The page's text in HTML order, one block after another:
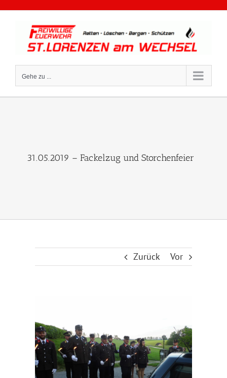
Inhalt
springen
Gehe zu ...
31.05.2019 – Fackelzug und Storchenfeier
Zurück Vor
Bild